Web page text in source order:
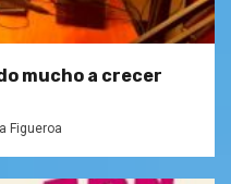
mucho a crecer
Figueroa